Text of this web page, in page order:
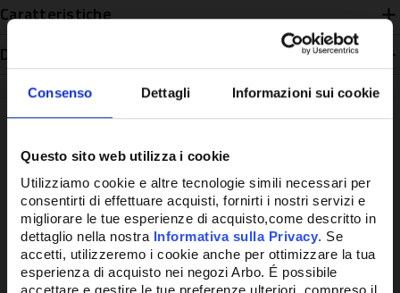
Consenso Dettagli Informazioni sui cookie
Questo sito web utilizza i cookie
Utilizziamo cookie e altre tecnologie simili necessari per
consentirti di effettuare acquisti, fornirti i nostri servizi e
migliorare le tue esperienze di acquisto,come descritto in
dettaglio nella nostra Informativa sulla Privacy. Se
accetti, utilizzeremo i cookie anche per ottimizzare la tua
esperienza di acquisto nei negozi Arbo. É possibile
accettare e gestire le tue preferenze ulteriori, compreso il
Caratteristiche
Disponibilità
Potrebbe anche interessarti